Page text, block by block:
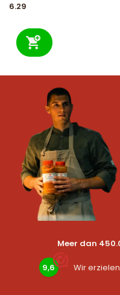
6.29
Meer dan
9,6 Wir